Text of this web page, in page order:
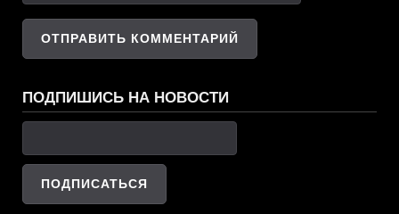
ПОДПИШИСЬ НА НОВОСТИ